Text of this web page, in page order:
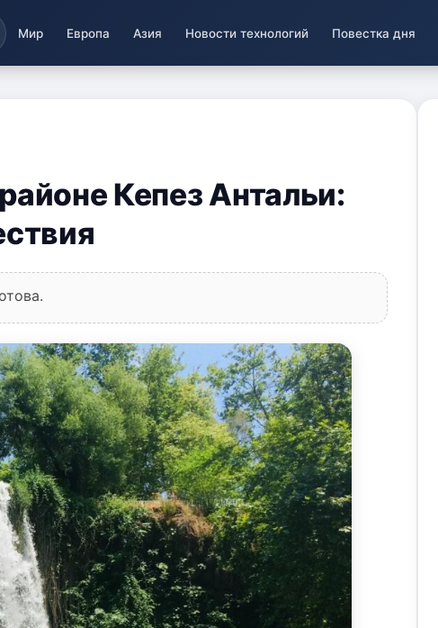
Мир Европа Азия Новости технологий Повестка дня
Кепез Антальи: